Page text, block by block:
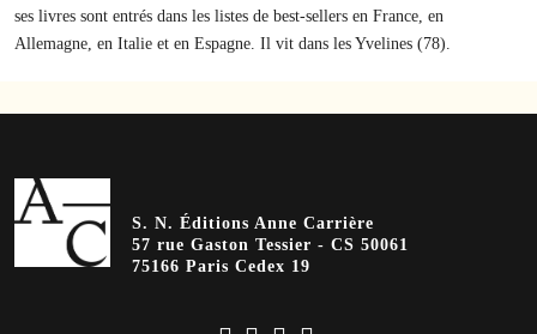
ses livres sont entrés dans les listes de best-sellers en France, en
Allemagne, en Italie et en Espagne. Il vit dans les Yvelines (78).
S. N. Éditions Anne Carrière
57 rue Gaston Tessier - CS 50061
75166 Paris Cedex 19